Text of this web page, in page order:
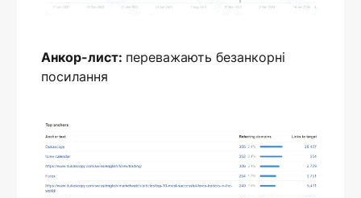
Анкор-лист: переважають безанкорні
посилання